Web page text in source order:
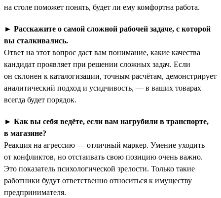
на столе поможет понять, будет ли ему комфортна работа.
► Расскажите о самой сложной рабочей задаче, с которой
вы сталкивались.
Ответ на этот вопрос даст вам понимание, какие качества
кандидат проявляет при решении сложных задач. Если
он склонен к каталогизации, точным расчётам, демонстрирует
аналитический подход и усидчивость, — в ваших товарах
всегда будет порядок.
► Как вы себя ведёте, если вам нагрубили в транспорте,
в магазине?
Реакция на агрессию — отличный маркер. Умение уходить
от конфликтов, но отстаивать свою позицию очень важно.
Это показатель психологической зрелости. Только такие
работники будут ответственно относиться к имуществу
предпринимателя.